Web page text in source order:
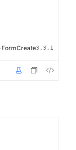
·FormCreate3.3.1